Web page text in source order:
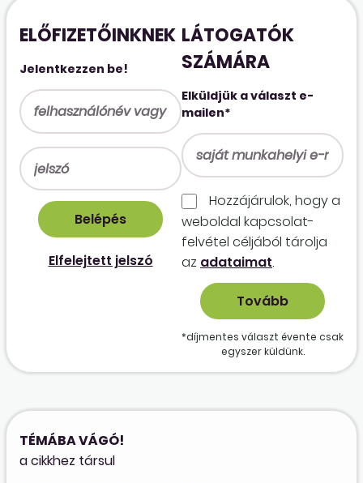
ELŐFIZETŐINKNEK
Jelentkezzen be!
Elfelejtett jelszó
LÁTOGATÓK
SZÁMÁRA
Elküldjük a választ e-
mailen*
Hozzájárulok, hogy a
weboldal kapcso­lat­
felvétel céljából tárolja
az adataimat.
*díjmentes választ évente csak
egyszer küldünk.
TÉMÁBA VÁGÓ!
a cikkhez társul